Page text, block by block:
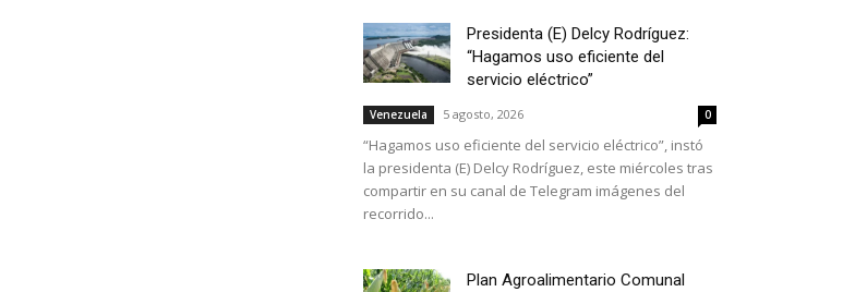
Presidenta (E) Delcy Rodríguez:
“Hagamos uso eficiente del
servicio eléctrico”
Venezuela 5 agosto, 2026 0
“Hagamos uso eficiente del servicio eléctrico”, instó
la presidenta (E) Delcy Rodríguez, este miércoles tras
compartir en su canal de Telegram imágenes del
recorrido...
Plan Agroalimentario Comunal